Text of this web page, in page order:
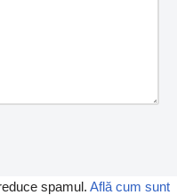
spamul. Află cum sunt